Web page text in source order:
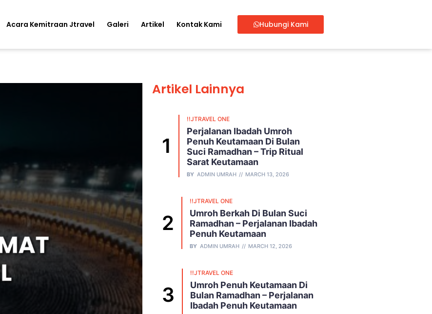
Acara Kemitraan Jtravel Galeri Artikel Kontak Kami Hubungi Kami
Artikel Lainnya
!!JTRAVEL ONE
Perjalanan Ibadah Umroh
Penuh Keutamaan Di Bulan
Suci Ramadhan – Trip Ritual
Sarat Keutamaan
BY ADMIN UMRAH MARCH 13, 2026
!!JTRAVEL ONE
Umroh Berkah Di Bulan Suci
Ramadhan – Perjalanan Ibadah
Penuh Keutamaan
BY ADMIN UMRAH MARCH 12, 2026
!!JTRAVEL ONE
Umroh Penuh Keutamaan Di
Bulan Ramadhan – Perjalanan
Ibadah Penuh Keutamaan